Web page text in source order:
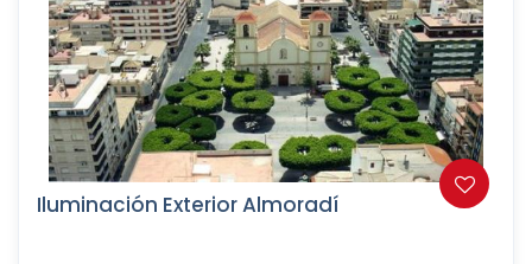
Iluminación Exterior Almoradí